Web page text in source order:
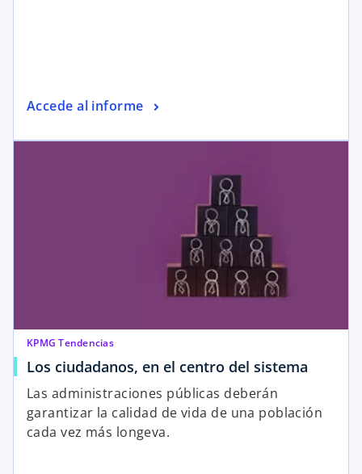
Accede al informe
KPMG Tendencias
Los ciudadanos, en el centro del sistema
Las administraciones públicas deberán
garantizar la calidad de vida de una población
cada vez más longeva.